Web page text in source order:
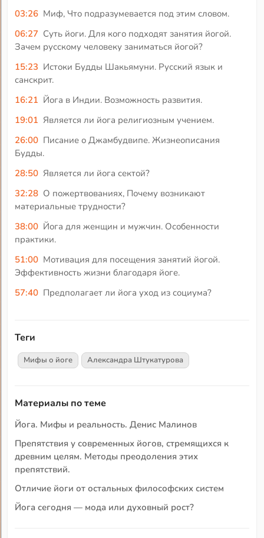
03:26 Миф, Что подразумевается под этим словом.
06:27 Суть йоги. Для кого подходят занятия йогой.
Зачем русскому человеку заниматься йогой?
15:23 Истоки Будды Шакьямуни. Русский язык и
санскрит.
16:21 Йога в Индии. Возможность развития.
19:01 Является ли йога религиозным учением.
26:00 Писание о Джамбудвипе. Жизнеописания
Будды.
28:50 Является ли йога сектой?
32:28 О пожертвованиях, Почему возникают
материальные трудности?
38:00 Йога для женщин и мужчин. Особенности
практики.
51:00 Мотивация для посещения занятий йогой.
Эффективность жизни благодаря йоге.
57:40 Предполагает ли йога уход из социума?
Теги
Мифы о йоге Александра Штукатурова
Материалы по теме
Йога. Мифы и реальность. Денис Малинов
Препятствия у современных йогов, стремящихся к
древним целям. Методы преодоления этих
препятствий.
Отличие йоги от остальных философских систем
Йога сегодня — мода или духовный рост?